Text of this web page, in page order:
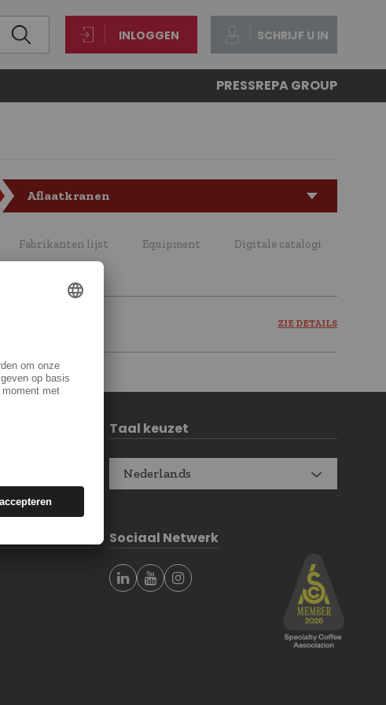
INLOGGEN SCHRIJF U IN
PRESSREPA GROUP
Aflaatkranen
Fabrikanten lijst Equipment Digitale catalogi
ZIE DETAILS
Taal keuzet
Nederlands
Sociaal Netwerk